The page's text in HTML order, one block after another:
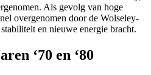
Als gevolg van hoge
overgenomen door de Wolseley-
en nieuwe energie bracht.
‘70 en ‘80